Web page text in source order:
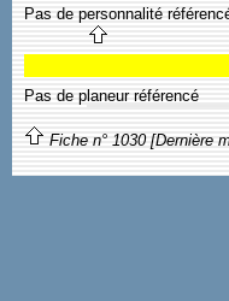
Pas de personnalité
Pas de planeur référencé
Fiche n° 1030 [Dernière